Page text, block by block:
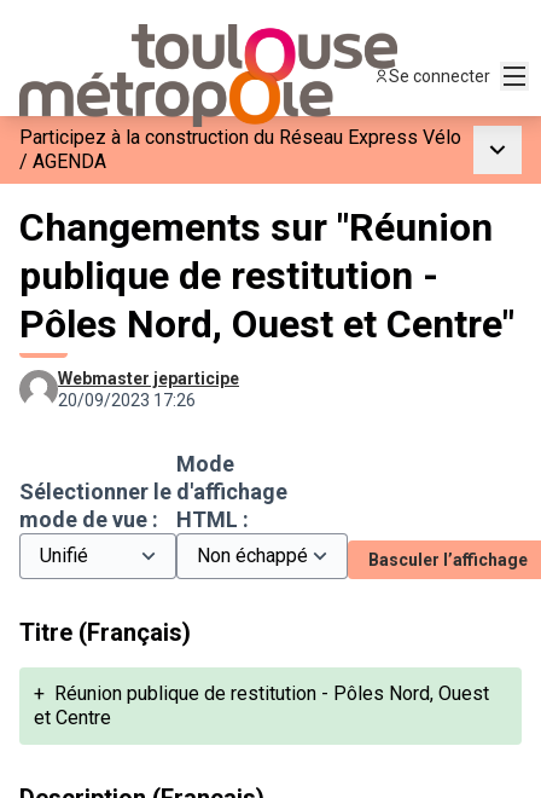
Se connecter
Participez à la construction du Réseau Express Vélo
/ AGENDA
Changements sur "Réunion
publique de restitution -
Pôles Nord, Ouest et Centre"
Webmaster jeparticipe
20/09/2023 17:26
Sélectionner le
mode de vue :
Mode
d'affichage
HTML :
Basculer l’affichage
Titre (Français)
+ Réunion publique de restitution - Pôles Nord, Ouest
et Centre